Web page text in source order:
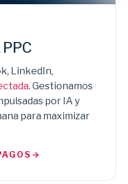
LinkedIn,
. Gestionamos
por IA y
para maximizar
→